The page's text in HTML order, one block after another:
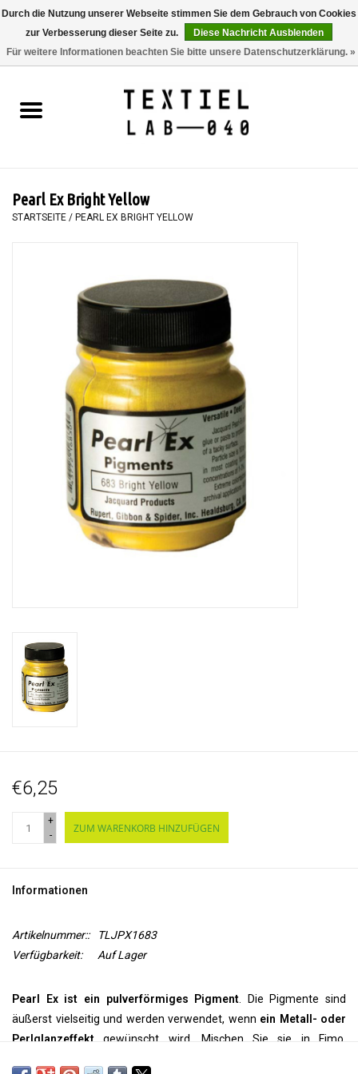
0 Artikel - €0,00
BÜCHER
MALEN
WORKSHOPS
WERKZEUGE
Pearl Ex Bright Yellow
STARTSEITE / PEARL EX BRIGHT YELLOW
€6,25
+
-
ZUM WARENKORB HINZUFÜGEN
Informationen
Artikelnummer::
TLJPX1683
Verfügbarkeit:
Auf Lager
Pearl Ex ist ein pulverförmiges Pigment. Die Pigmente sind
äußerst vielseitig und werden verwendet, wenn ein Metall- oder
Perlglanzeffekt gewünscht wird. Mischen Sie sie in Fimo,
Durch die Nutzung unserer Webseite stimmen Sie dem Gebrauch von Cookies
zur Verbesserung dieser Seite zu.
Diese Nachricht Ausblenden
Für weitere Informationen beachten Sie bitte unsere Datenschutzerklärung. »